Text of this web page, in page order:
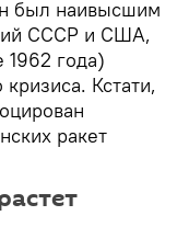
был наивысшим
СССР и США,
1962 года)
Кстати,
ракет